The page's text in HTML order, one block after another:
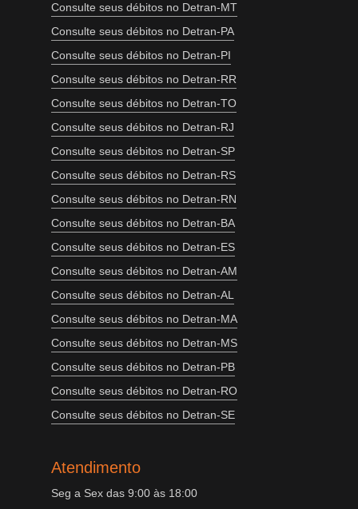
Consulte seus débitos no Detran-MT
Consulte seus débitos no Detran-PA
Consulte seus débitos no Detran-PI
Consulte seus débitos no Detran-RR
Consulte seus débitos no Detran-TO
Consulte seus débitos no Detran-RJ
Consulte seus débitos no Detran-SP
Consulte seus débitos no Detran-RS
Consulte seus débitos no Detran-RN
Consulte seus débitos no Detran-BA
Consulte seus débitos no Detran-ES
Consulte seus débitos no Detran-AM
Consulte seus débitos no Detran-AL
Consulte seus débitos no Detran-MA
Consulte seus débitos no Detran-MS
Consulte seus débitos no Detran-PB
Consulte seus débitos no Detran-RO
Consulte seus débitos no Detran-SE
Atendimento
Seg a Sex das 9:00 às 18:00